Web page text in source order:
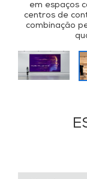
em espaços
centros de
combinação